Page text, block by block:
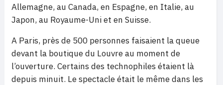
Allemagne, au Canada, en Espagne, en Italie, au
Japon, au Royaume-Uni et en Suisse.
A Paris, près de 500 personnes faisaient la queue
devant la boutique du Louvre au moment de
l’ouverture. Certains des technophiles étaient là
depuis minuit. Le spectacle était le même dans les